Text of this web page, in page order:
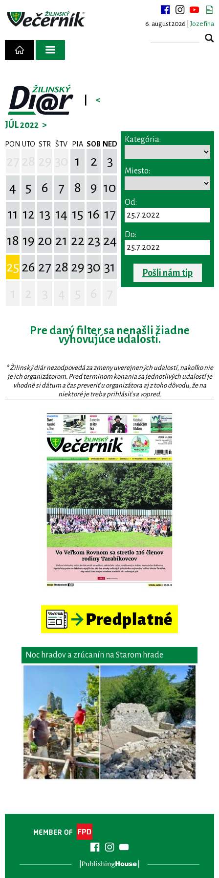
6. august 2026 | Jozefína
<
JÚL 2022 >
PON UTO STR ŠTV PIA SOB NED
1 2
3
4
5 6 7 8 9 10
11 12 13 14 15 16 17
18 19 20 21 22 23 24
25 26 27 28 29 30 31
Kategória:
Miesto:
Od:
Do:
Pošli nám tip
Pre daný filter sa nenašli žiadne
vyhovujúce udalosti.
* Žilinský diár nezodpovedá za zmeny uverejnených udalostí, nakoľko nie
je ich organizátorom. Pred termínom konania sa jednotlivých udalostí je
vhodné si dátum a čas preveriť u organizátora aj z toho dôvodu, že na
niektoré je treba prihlásiť sa vopred.
Noc hradov a zrúcanín na Starom hrade